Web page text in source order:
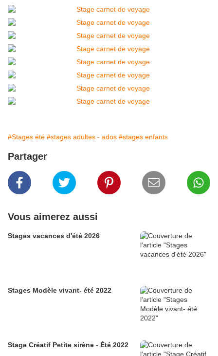
#Stages été #stages adultes - ados #stages enfants
Partager
Vous aimerez aussi
Stages vacances d'été 2026
Stages Modèle vivant- été 2022
Stage Créatif Petite sirène - Été 2022